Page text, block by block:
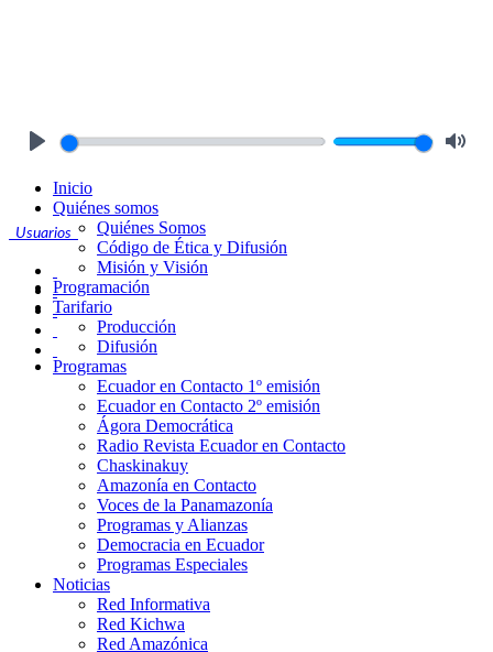
Usuarios
Inicio
Quiénes somos
Quiénes Somos
Código de Ética y Difusión
Misión y Visión
Programación
Tarifario
Producción
Difusión
Programas
Ecuador en Contacto 1º emisión
Ecuador en Contacto 2º emisión
Ágora Democrática
Radio Revista Ecuador en Contacto
Chaskinakuy
Amazonía en Contacto
Voces de la Panamazonía
Programas y Alianzas
Democracia en Ecuador
Programas Especiales
Noticias
Red Informativa
Red Kichwa
Red Amazónica